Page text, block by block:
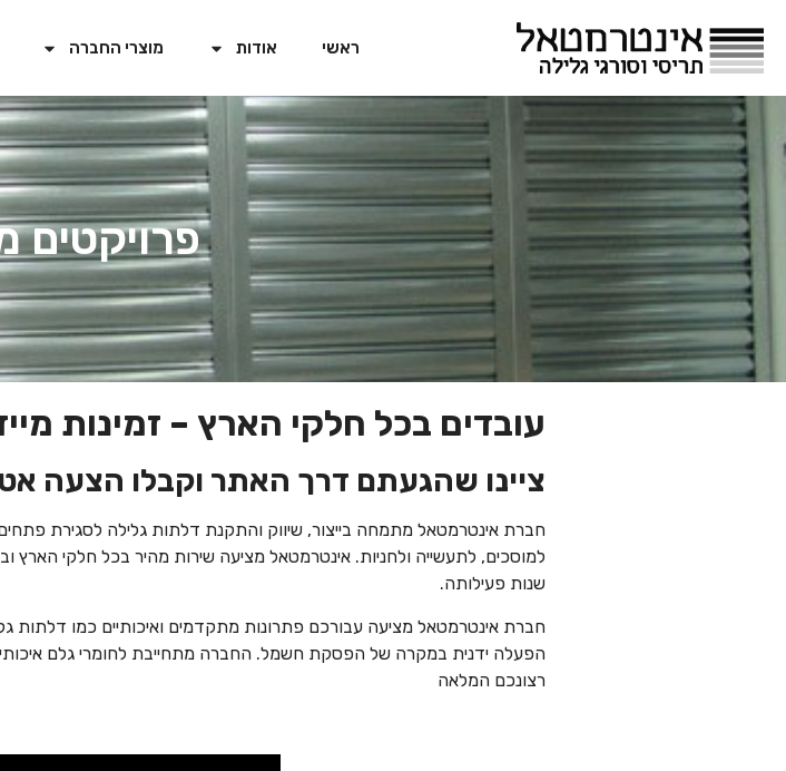
ראשי אודות מוצרי החברה
פרויקטים
עובדים בכל חלקי הארץ – זמינות
ציינו שהגעתם דרך האתר וקבלו הצעה
חברת אינטרמטאל מתמחה בייצור, שיווק והתקנת דלתות גלילה לסגירת
למוסכים, לתעשייה ולחניות. אינטרמטאל מציעה שירות מהיר בכל חלקי הארץ
שנות פעילותה.
חברת אינטרמטאל מציעה עבורכם פתרונות מתקדמים ואיכותיים כמו
הפעלה ידנית במקרה של הפסקת חשמל. החברה מתחייבת לחומרי גלם
רצונכם המלאה